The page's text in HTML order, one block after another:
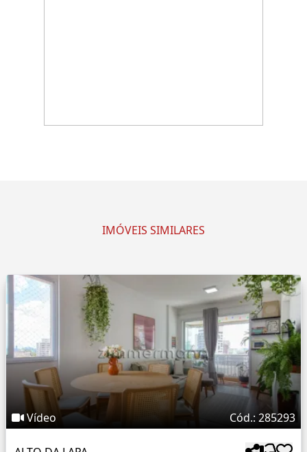
IMÓVEIS SIMILARES
Vídeo Cód.: 285293